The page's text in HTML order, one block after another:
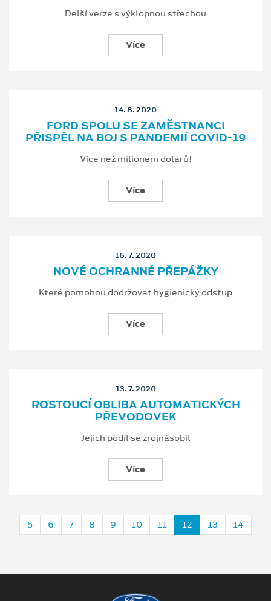
Delší verze s výklopnou střechou
Více
14. 8. 2020
FORD SPOLU SE ZAMĚSTNANCI
PŘISPĚL NA BOJ S PANDEMIÍ COVID-19
Více než milionem dolarů!
Více
16. 7. 2020
NOVÉ OCHRANNÉ PŘEPÁŽKY
Které pomohou dodržovat hygienický odstup
Více
13. 7. 2020
ROSTOUCÍ OBLIBA AUTOMATICKÝCH
PŘEVODOVEK
Jejich podíl se zrojnásobil
Více
5 6 7 8 9 10 11 12 13 14